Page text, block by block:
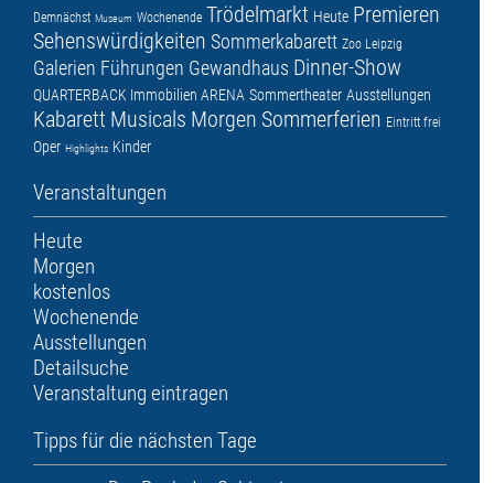
Demnächst Museum Wochenende Trödelmarkt Heute Premieren
Sehenswürdigkeiten Sommerkabarett Zoo Leipzig
Galerien Führungen Gewandhaus Dinner-Show
QUARTERBACK Immobilien ARENA Sommertheater Ausstellungen
Kabarett Musicals Morgen Sommerferien Eintritt frei
Oper Highlights Kinder
Veranstaltungen
Heute
Morgen
kostenlos
Wochenende
Ausstellungen
Detailsuche
Veranstaltung eintragen
Tipps für die nächsten Tage